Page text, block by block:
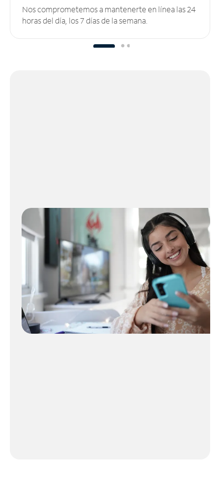
Nos comprometemos a mantenerte en línea las 24
horas del día, los 7 días de la semana.